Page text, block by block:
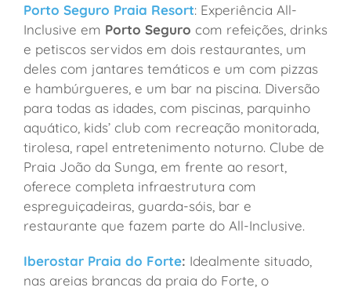
Porto Seguro Praia Resort: Experiência All-
Inclusive em Porto Seguro com refeições, drinks
e petiscos servidos em dois restaurantes, um
deles com jantares temáticos e um com pizzas
e hambúrgueres, e um bar na piscina. Diversão
para todas as idades, com piscinas, parquinho
aquático, kids’ club com recreação monitorada,
tirolesa, rapel entretenimento noturno. Clube de
Praia João da Sunga, em frente ao resort,
oferece completa infraestrutura com
espreguiçadeiras, guarda-sóis, bar e
restaurante que fazem parte do All-Inclusive.
Iberostar Praia do Forte: Idealmente situado,
nas areias brancas da praia do Forte, o